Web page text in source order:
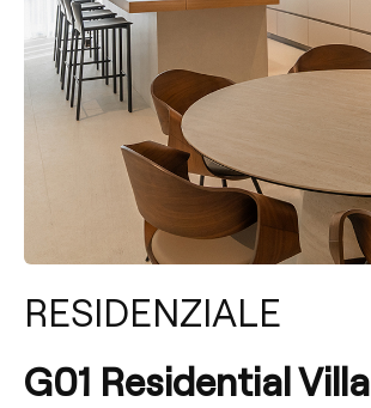
RESIDENZIALE
G01 Residential Villa